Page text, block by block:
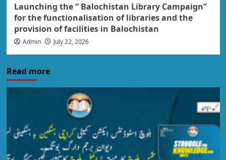
Launching the “ Balochistan Library Campaign”
for the functionalisation of libraries and the
provision of facilities in Balochistan
Admin July 22, 2026
Read more